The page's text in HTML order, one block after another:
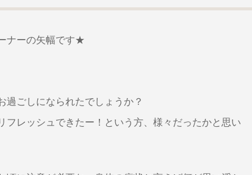
ナーの矢幅です★
過ごしになられたでしょうか？
フレッシュできたー！という方、様々だったかと思い